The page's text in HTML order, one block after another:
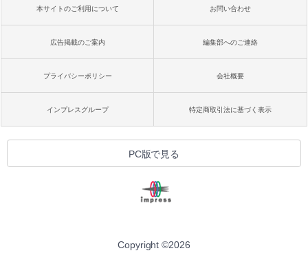
本サイトのご利用について お問い合わせ
広告掲載のご案内 編集部へのご連絡
プライバシーポリシー 会社概要
インプレスグループ 特定商取引法に基づく表示
PC版で見る
Copyright ©2026